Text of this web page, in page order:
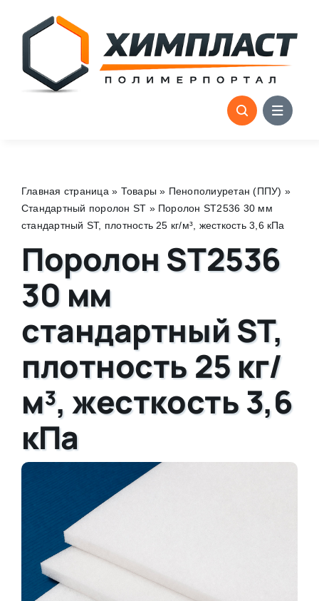
content
Главная страница » Товары » Пенополиуретан (ППУ) »
Стандартный поролон ST » Поролон ST2536 30 мм
стандартный ST, плотность 25 кг/м³, жесткость 3,6 кПа
Поролон ST2536
30 мм
стандартный ST,
плотность 25 кг/
м³, жесткость 3,6
кПа